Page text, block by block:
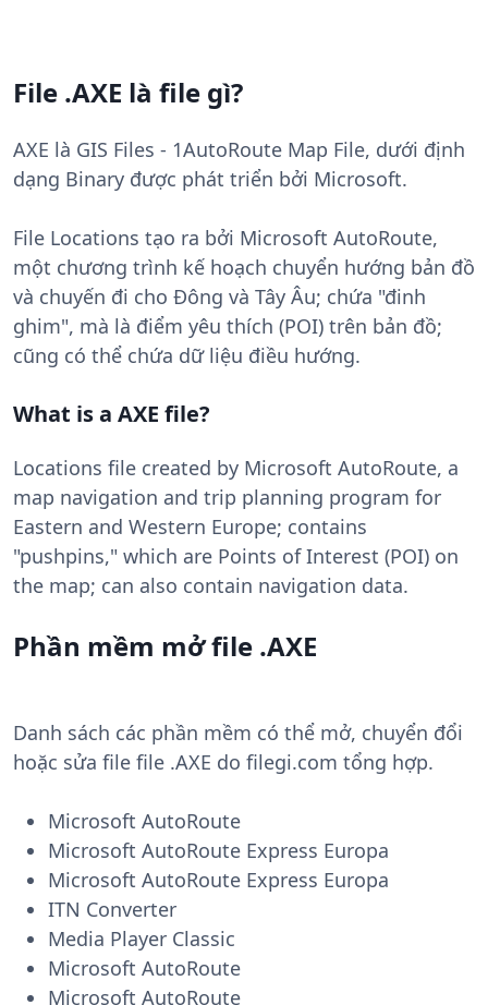
File .AXE là file gì?
AXE là GIS Files - 1AutoRoute Map File, dưới định
dạng Binary được phát triển bởi Microsoft.
File Locations tạo ra bởi Microsoft AutoRoute,
một chương trình kế hoạch chuyển hướng bản đồ
và chuyến đi cho Đông và Tây Âu; chứa "đinh
ghim", mà là điểm yêu thích (POI) trên bản đồ;
cũng có thể chứa dữ liệu điều hướng.
What is a AXE file?
Locations file created by Microsoft AutoRoute, a
map navigation and trip planning program for
Eastern and Western Europe; contains
"pushpins," which are Points of Interest (POI) on
the map; can also contain navigation data.
Phần mềm mở file .AXE
Danh sách các phần mềm có thể mở, chuyển đổi
hoặc sửa file file .AXE do filegi.com tổng hợp.
Microsoft AutoRoute
Microsoft AutoRoute Express Europa
Microsoft AutoRoute Express Europa
ITN Converter
Media Player Classic
Microsoft AutoRoute
Microsoft AutoRoute